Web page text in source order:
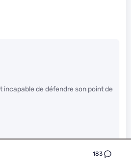
183
incapable de défendre son point de
l’air, un petit effort et tu vas dire
pour te vendre des fenêtres.